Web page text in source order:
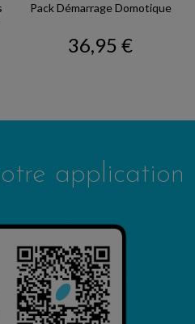
Pack Démarrage Domotique
Prix
36,95 €
application